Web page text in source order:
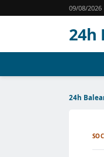
09/08/2026
24h
24h